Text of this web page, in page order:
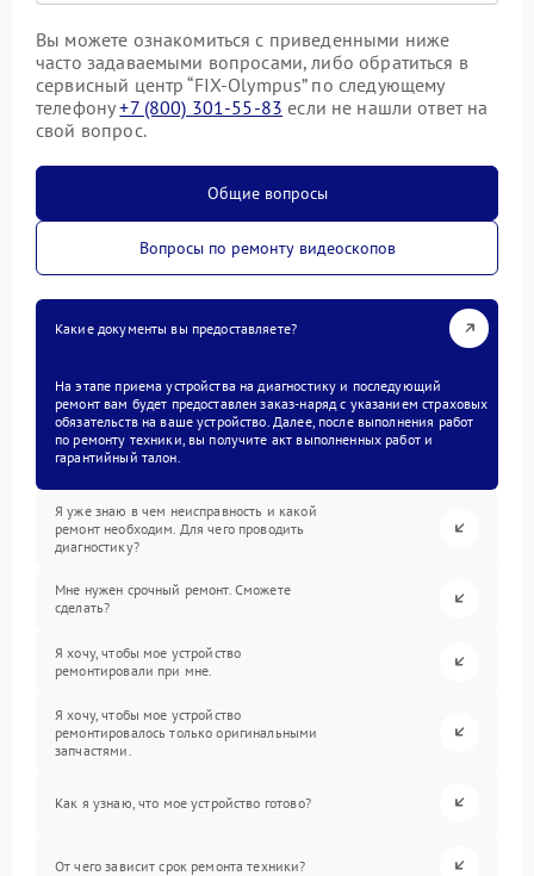
Вы можете ознакомиться с приведенными ниже
часто задаваемыми вопросами, либо обратиться в
сервисный центр “FIX-Olympus” по следующему
телефону+7 (800) 301-55-83 если не нашли ответ на
свой вопрос.
Общие вопросы
Вопросы по ремонту видеоскопов
Какие документы вы предоставляете?
На этапе приема устройства на диагностику и последующий
ремонт вам будет предоставлен заказ-наряд с указанием страховых
обязательств на ваше устройство. Далее, после выполнения работ
по ремонту техники, вы получите акт выполненных работ и
гарантийный талон.
Я уже знаю в чем неисправность и какой
ремонт необходим. Для чего проводить
диагностику?
Мне нужен срочный ремонт. Сможете
сделать?
Я хочу, чтобы мое устройство
ремонтировали при мне.
Я хочу, чтобы мое устройство
ремонтировалось только оригинальными
запчастями.
Как я узнаю, что мое устройство готово?
От чего зависит срок ремонта техники?